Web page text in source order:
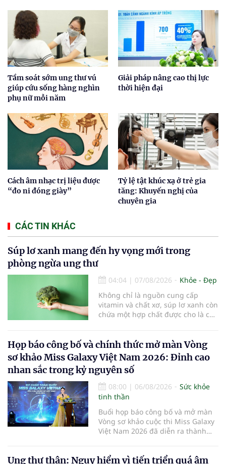
Tầm soát sớm ung thư vú
giúp cứu sống hàng nghìn
phụ nữ mỗi năm
Giải pháp nâng cao thị lực
thời hiện đại
Cách âm nhạc trị liệu được
“đo ni đóng giày”
Tỷ lệ tật khúc xạ ở trẻ gia
tăng: Khuyến nghị của
chuyên gia
CÁC TIN KHÁC
Súp lơ xanh mang đến hy vọng mới trong
phòng ngừa ung thư
04:04 | 07/08/2026
Khỏe - Đẹp
Không chỉ là nguồn cung cấp
vitamin và chất xơ, súp lơ xanh còn
chứa một hợp chất được cho là có
Họp báo công bố và chính thức mở màn Vòng
sơ khảo Miss Galaxy Việt Nam 2026: Đỉnh cao
nhan sắc trong kỷ nguyên số
08:00 | 06/08/2026
Sức khỏe
tinh thần
Buổi họp báo công bố và mở màn
Vòng sơ khảo cuộc thi Miss Galaxy
Việt Nam 2026 đã diễn ra thành
sắc quy mô, khác biệt và tiên
Ung thư thận: Nguy hiểm vì tiến triển quá âm